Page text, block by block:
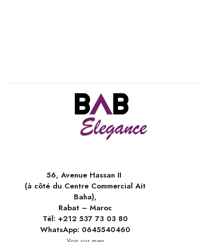
56, Avenue Hassan II
(à côté du Centre Commercial Ait
Baha),
Rabat – Maroc
Tél: +212 537 73 03 80
WhatsApp: 0645540460